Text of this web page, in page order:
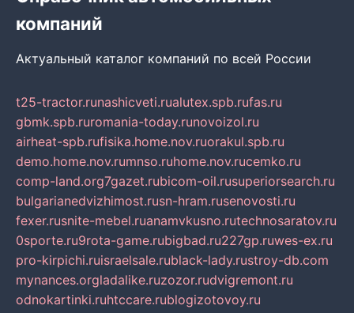
компаний
Актуальный каталог компаний по всей России
t25-tractor.runashicveti.rualutex.spb.rufas.ru
gbmk.spb.ruromania-today.runovoizol.ru
airheat-spb.rufisika.home.nov.ruorakul.spb.ru
demo.home.nov.rumnso.ruhome.nov.rucemko.ru
comp-land.org7gazet.rubicom-oil.rusuperiorsearch.ru
bulgarianedvizhimost.rusn-hram.rusenovosti.ru
fexer.rusnite-mebel.ruanamvkusno.rutechnosaratov.ru
0sporte.ru9rota-game.rubigbad.ru227gp.ruwes-ex.ru
pro-kirpichi.ruisraelsale.rublack-lady.rustroy-db.com
mynances.orgladalike.ruzozor.rudvigremont.ru
odnokartinki.ruhtccare.rublogizotovoy.ru